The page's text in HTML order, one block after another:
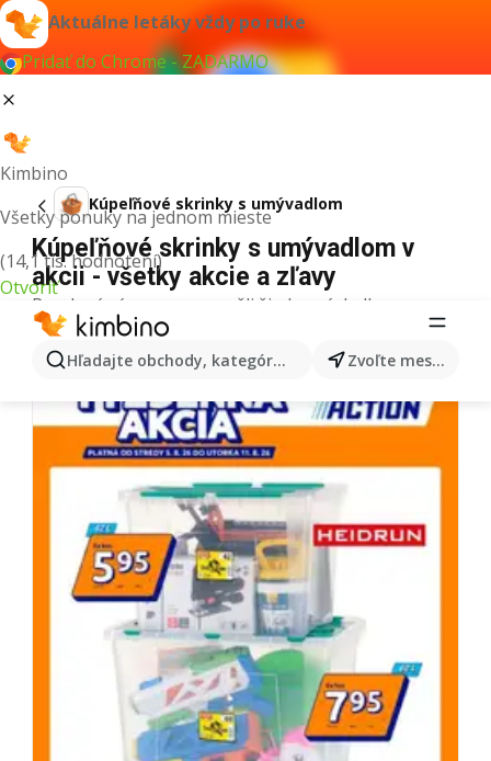
Aktuálne letáky vždy po ruke
Pridať do Chrome - ZADARMO
Kimbino
Všetky ponuky na jednom mieste
(14,1 tis. hodnotení)
Otvoriť
Hľadajte obchody, kategórie, produkty... Zvoľte mesto
Kúpeľňové skrinky s umývadlom
Kúpeľňové skrinky s umývadlom v
akcii - všetky akcie a zľavy
Pre daný výraz sme nenašli žiadne výsledky.
Ďalšie letáky z kategórie